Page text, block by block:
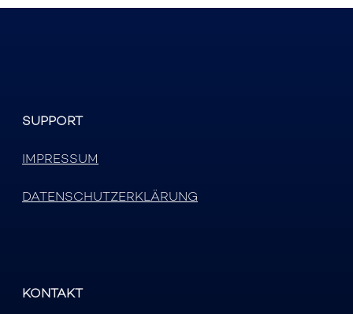
SUPPORT
IMPRESSUM
DATENSCHUTZERKLÄRUNG
KONTAKT